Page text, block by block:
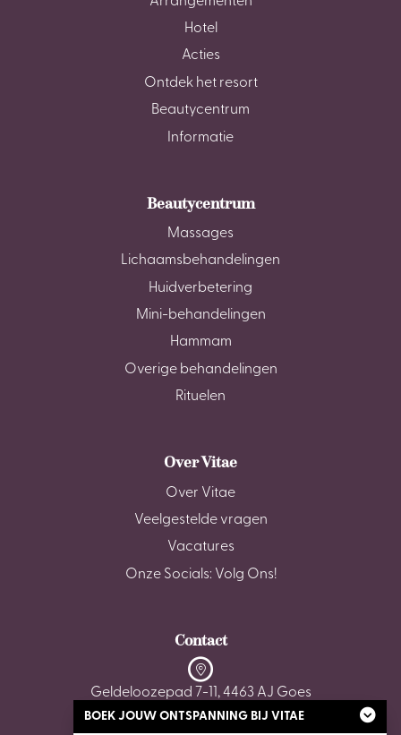
Hotel
Acties
Ontdek het resort
Beautycentrum
Informatie
Beautycentrum
Massages
Lichaamsbehandelingen
Huidverbetering
Mini-behandelingen
Hammam
Overige behandelingen
Rituelen
Over Vitae
Over Vitae
Veelgestelde vragen
Vacatures
Onze Socials: Volg Ons!
Contact
Geldeloozepad 7-11, 4463 AJ Goes
BOEK JOUW ONTSPANNING BIJ VITAE